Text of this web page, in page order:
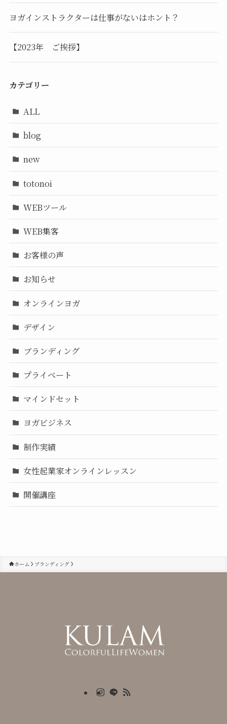
ヨガインストラクターは仕事がないはホント？
【2023年 ご挨拶】
カテゴリー
ALL
blog
new
totonoi
WEBツール
WEB集客
お客様の声
お知らせ
オンラインヨガ
デザイン
ブランディング
プライベート
マインドセット
ヨガビジネス
制作実績
女性起業家オンラインレッスン
開催講座
ホーム ブランディング